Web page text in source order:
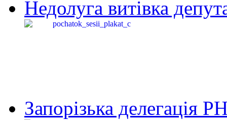
Недолуга витівка
Запорізька делегація